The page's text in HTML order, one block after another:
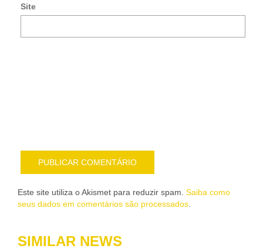
Site
Este site utiliza o Akismet para reduzir spam. Saiba como
seus dados em comentários são processados
SIMILAR NEWS